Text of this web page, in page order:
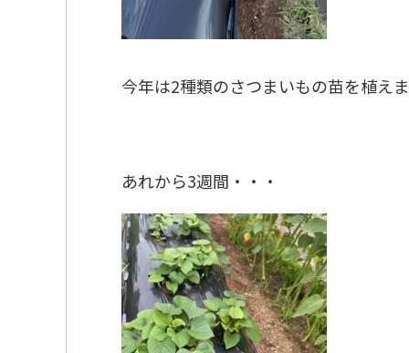
今年は2種類のさつまいもの苗を植え
あれから3週間・・・